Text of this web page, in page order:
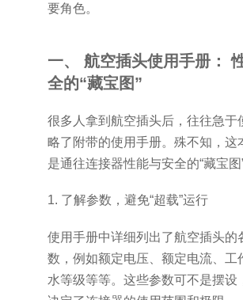
要角色。
一、 航空插头使用手册：
全的“藏宝图”
很多人拿到航空插头后，往往急于
略了附带的使用手册。殊不知，这
是通往连接器性能与安全的“藏宝图”
1. 了解参数，避免“超载”运行
使用手册中详细列出了航空插头的
数，例如额定电压、额定电流、工
水等级等等。这些参数可不是摆设